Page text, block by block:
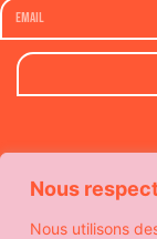
Nous
Nous utilisons